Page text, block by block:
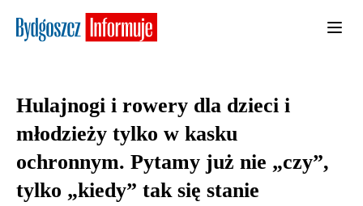
Hulajnogi i rowery dla dzieci i
młodzieży tylko w kasku
ochronnym. Pytamy już nie „czy”,
tylko „kiedy” tak się stanie